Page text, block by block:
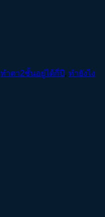
ทำตา2ชั้นอยู่ได้กี่ปี, ทำยังไง